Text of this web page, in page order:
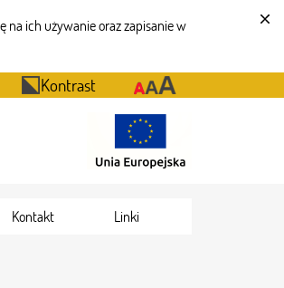
na ich używanie oraz zapisanie w
Kontrast
Kontakt Linki